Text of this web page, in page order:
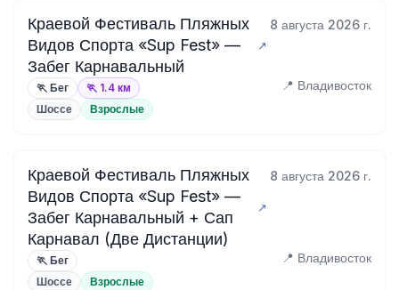
Краевой Фестиваль Пляжных
Видов Спорта «Sup Fest» —
Забег Карнавальный
8 августа 2026 г.
🏃 Бег 🏃 1.4 км 📍 Владивосток
Шоссе Взрослые
Краевой Фестиваль Пляжных
Видов Спорта «Sup Fest» —
Забег Карнавальный + Сап
Карнавал (Две Дистанции)
8 августа 2026 г.
🏃 Бег 📍 Владивосток
Шоссе Взрослые